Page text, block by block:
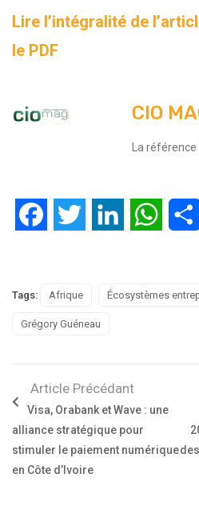
Lire l’intégralité de
le PDF
CIO
La
FacebookTwitter LinkedIn
Tags: Afrique Écosystèmes
Grégory Guéneau
Article Précédant
Visa, Orabank et Wave : une
alliance stratégique pour
stimuler le paiement numérique
en Côte d’Ivoire